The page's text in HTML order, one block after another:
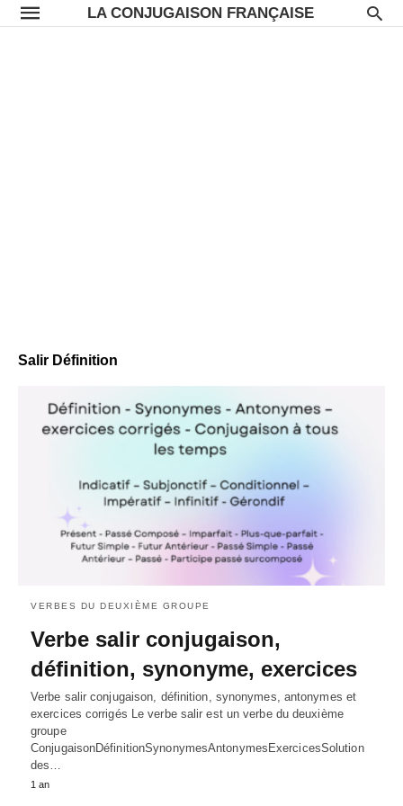
LA CONJUGAISON FRANÇAISE
Salir Définition
VERBES DU DEUXIÈME GROUPE
Verbe salir conjugaison,
définition, synonyme, exercices
Verbe salir conjugaison, définition, synonymes, antonymes et
exercices corrigés Le verbe salir est un verbe du deuxième
groupe
ConjugaisonDéfinitionSynonymesAntonymesExercicesSolution
des…
1 an